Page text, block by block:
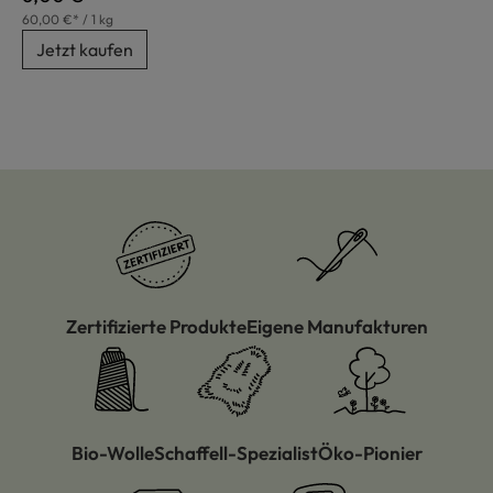
60,00 €* / 1 kg
Jetzt kaufen
Zertifizierte ProdukteEigene Manufakturen
Bio-WolleSchaffell-SpezialistÖko-Pionier